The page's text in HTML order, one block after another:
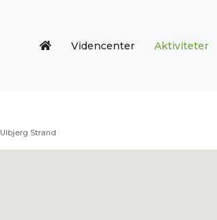
Videncenter Aktiviteter
Ulbjerg Strand